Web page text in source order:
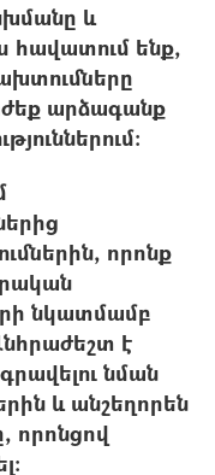
և
հավատում ենք,
արձագանք
որոնք
նկատմամբ
է
նման
և անշեղորեն
որոնցով